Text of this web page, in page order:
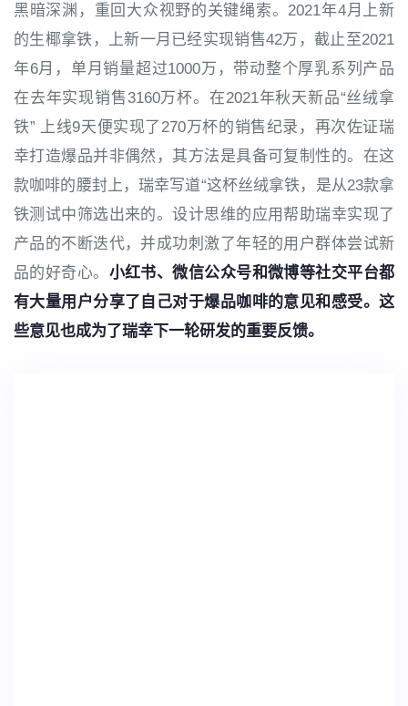
黑暗深渊，重回大众视野的关键绳索。2021年4月上新
的生椰拿铁，上新一月已经实现销售42万，截止至2021
年6月，单月销量超过1000万，带动整个厚乳系列产品
在去年实现销售3160万杯。在2021年秋天新品“丝绒拿
铁” 上线9天便实现了270万杯的销售纪录，再次佐证瑞
幸打造爆品并非偶然，其方法是具备可复制性的。在这
款咖啡的腰封上，瑞幸写道“这杯丝绒拿铁，是从23款拿
铁测试中筛选出来的。设计思维的应用帮助瑞幸实现了
产品的不断迭代，并成功刺激了年轻的用户群体尝试新
品的好奇心。 小红书、微信公众号和微博等社交平台都
有大量用户分享了自己对于爆品咖啡的意见和感受。这
些意见也成为了瑞幸下一轮研发的重要反馈。